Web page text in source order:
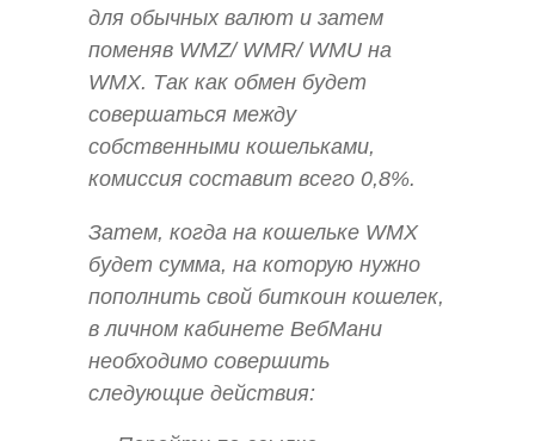
для обычных валют и затем
поменяв WMZ/ WMR/ WMU на
WMX. Так как обмен будет
совершаться между
собственными кошельками,
комиссия составит всего 0,8%.
Затем, когда на кошельке WMX
будет сумма, на которую нужно
пополнить свой биткоин кошелек,
в личном кабинете ВебМани
необходимо совершить
следующие действия: